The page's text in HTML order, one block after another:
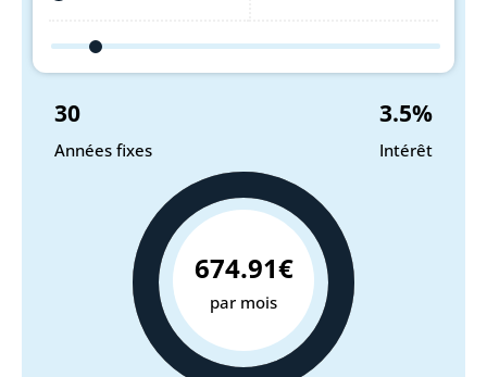
30
Années fixes
3.5%
Intérêt
674.91€
par mois